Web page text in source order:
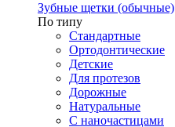
Зубные щетки (обычные)
По типу
Стандартные
Ортодонтические
Детские
Для протезов
Дорожные
Натуральные
С наночастицами